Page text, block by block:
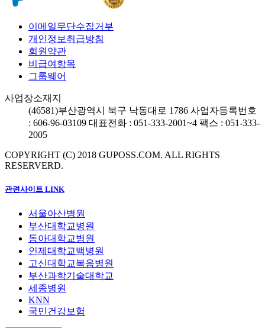
이메일무단수집거부
개인정보취급방침
회원약관
비급여항목
그룹웨어
사업장소재지
(46581)부산광역시 북구 낙동대로 1786 사업자등록번호
: 606-96-03109 대표전화 : 051-333-2001~4 팩스 : 051-333-
2005
COPYRIGHT (C) 2018 GUPOSS.COM. ALL RIGHTS
RESERVERD.
관련사이트 LINK
서울아산병원
부산대학교병원
동아대학교병원
인제대학교백병원
고신대학교복음병원
부산과학기술대학교
세종병원
KNN
국민건강보험